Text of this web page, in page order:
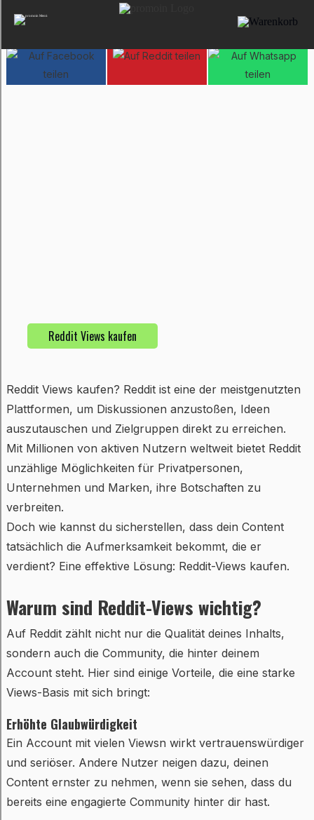
Reddit Views kaufen
Reddit Views kaufen? Reddit ist eine der meistgenutzten
Plattformen, um Diskussionen anzustoßen, Ideen
auszutauschen und Zielgruppen direkt zu erreichen.
Mit Millionen von aktiven Nutzern weltweit bietet Reddit
unzählige Möglichkeiten für Privatpersonen,
Unternehmen und Marken, ihre Botschaften zu
verbreiten.
Doch wie kannst du sicherstellen, dass dein Content
tatsächlich die Aufmerksamkeit bekommt, die er
verdient? Eine effektive Lösung: Reddit-Views kaufen.
Warum sind Reddit-Views wichtig?
Auf Reddit zählt nicht nur die Qualität deines Inhalts,
sondern auch die Community, die hinter deinem
Account steht. Hier sind einige Vorteile, die eine starke
Views-Basis mit sich bringt:
Erhöhte Glaubwürdigkeit
Ein Account mit vielen Viewsn wirkt vertrauenswürdiger
und seriöser. Andere Nutzer neigen dazu, deinen
Content ernster zu nehmen, wenn sie sehen, dass du
bereits eine engagierte Community hinter dir hast.